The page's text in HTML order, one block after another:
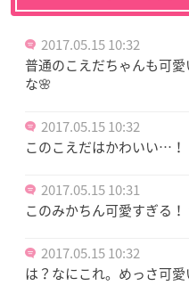
2017.05.15 10:32
普通のこえだちゃんも可
な🌸
2017.05.15 10:32
このこえだはかわいい…！
2017.05.15 10:31
このみかちん可愛すぎる
2017.05.15 10:32
は？なにこれ。めっさ可